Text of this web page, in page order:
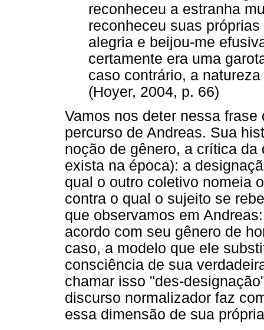
reconheceu a estranha
reconheceu suas
alegria e beijou-me
certamente era uma
caso contrário, a
(Hoyer, 2004, p. 66)
Vamos nos deter nessa
percurso de Andreas. Sua
noção de gênero, a crítica
exista na época): a
qual o outro coletivo nomeia
contra o qual o sujeito se
que observamos em
acordo com seu gênero de
caso, a modelo que ele
consciência de sua
chamar isso "des-
discurso normalizador faz
essa dimensão de sua